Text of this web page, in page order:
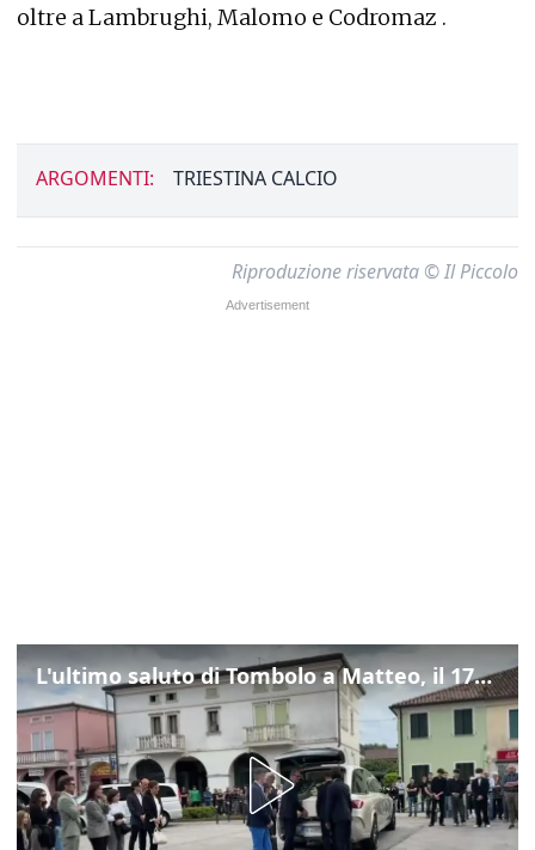
oltre a Lambrughi, Malomo e Codromaz .
ARGOMENTI: TRIESTINA CALCIO
Riproduzione riservata © Il Piccolo
L'ultimo saluto di Tombolo a Matteo, il 17enne morto di tumore. Il video